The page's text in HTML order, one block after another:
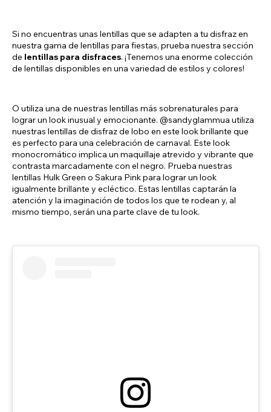
Si no encuentras unas lentillas que se adapten a tu disfraz en
nuestra gama de lentillas para fiestas, prueba nuestra sección
de lentillas para disfraces. ¡Tenemos una enorme colección
de lentillas disponibles en una variedad de estilos y colores!
O utiliza una de nuestras lentillas más sobrenaturales para
lograr un look inusual y emocionante. @sandyglammua utiliza
nuestras lentillas de disfraz de lobo en este look brillante que
es perfecto para una celebración de carnaval. Este look
monocromático implica un maquillaje atrevido y vibrante que
contrasta marcadamente con el negro. Prueba nuestras
lentillas Hulk Green o Sakura Pink para lograr un look
igualmente brillante y ecléctico. Estas lentillas captarán la
atención y la imaginación de todos los que te rodean y, al
mismo tiempo, serán una parte clave de tu look.